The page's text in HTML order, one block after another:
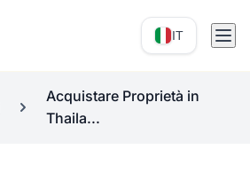
IT
Acquistare Proprietà in
Thaila...